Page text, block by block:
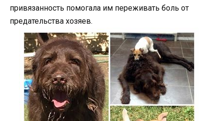
привязанность помогала им переживать боль от
предательства хозяев.